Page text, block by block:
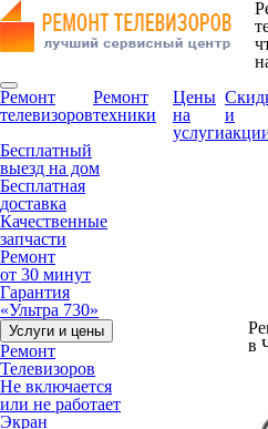
Ремонт
телевизоров
Ремонт
техники
Цены
на
услуги
и
Бесплатный
выезд на дом
Бесплатная
доставка
Качественные
запчасти
Ремонт
от 30 минут
Гарантия
«Ультра 730»
Услуги и цены
Ремонт
Телевизоров
Не включается
или не работает
Экран
в